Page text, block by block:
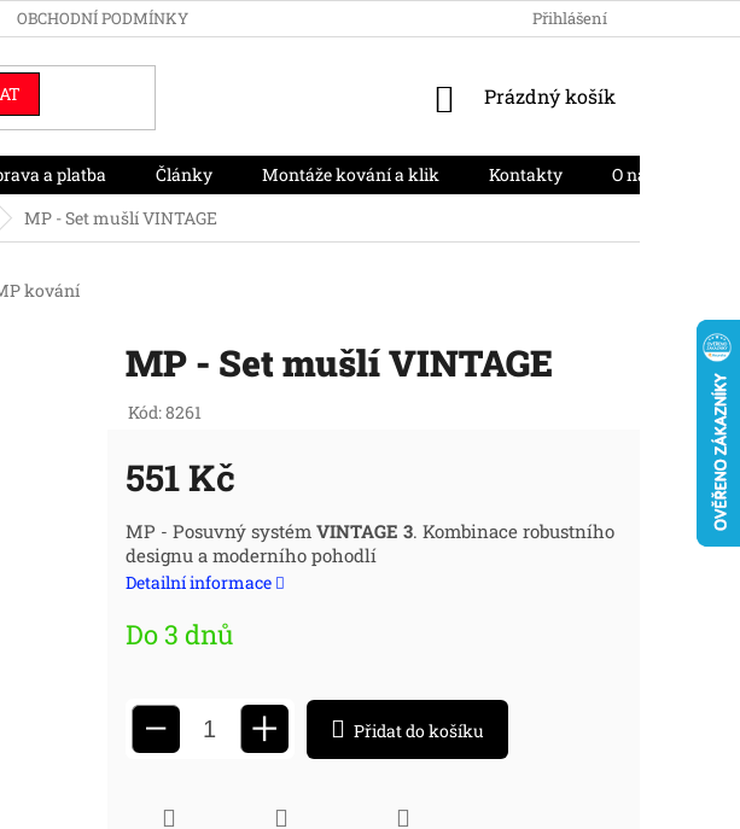
OBCHODNÍ PODMÍNKY PODMÍNKY OCHRANY OSOBNÍCH
Přihlášení
NÁKUPNÍ
Prázdný košík
a platba Články Montáže kování a klik Kontakty O nás
MP - Set mušlí VINTAGE
kování
MP - Set mušlí VINTAGE
Kód:8261
551 Kč
Měrná
cena:
MP - Posuvný systémVINTAGE 3. Kombinace robustního
designu a moderního pohodlí
Detailní informace
Do 3 dnů
− + Přidat do košíku